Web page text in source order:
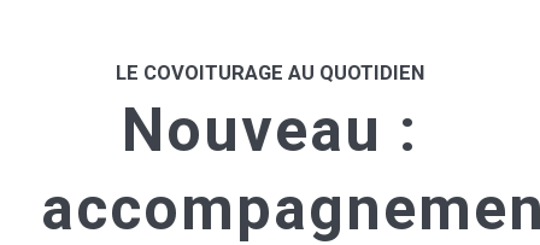
LE COVOITURAGE AU QUOTIDIEN
Nouveau :